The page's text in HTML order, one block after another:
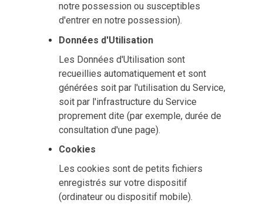
notre possession ou susceptibles
d'entrer en notre possession).
Données d'Utilisation
Les Données d'Utilisation sont
recueillies automatiquement et sont
générées soit par l'utilisation du Service,
soit par l'infrastructure du Service
proprement dite (par exemple, durée de
consultation d'une page).
Cookies
Les cookies sont de petits fichiers
enregistrés sur votre dispositif
(ordinateur ou dispositif mobile).